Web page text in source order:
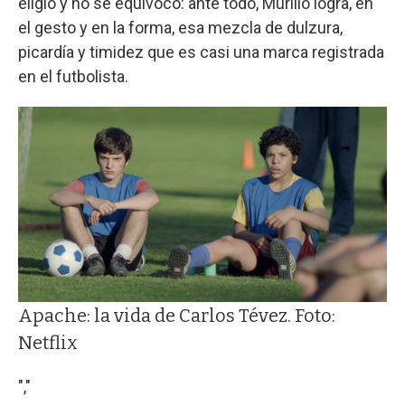
el gesto y en la forma, esa mezcla de dulzura,
picardía y timidez que es casi una marca registrada
en el futbolista.
Apache: la vida de Carlos Tévez. Foto:
Netflix
","